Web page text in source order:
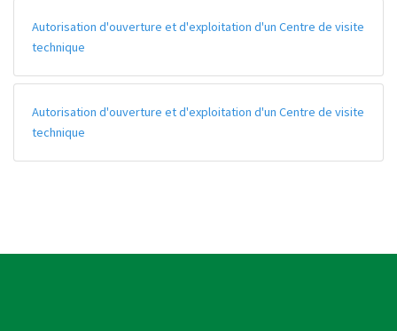
Autorisation d'ouverture et d'exploitation d'un Centre de visite
technique
Autorisation d'ouverture et d'exploitation d'un Centre de visite
technique